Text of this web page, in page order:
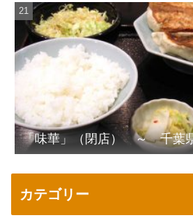
「味華」（閉店） ～ 千葉
カテゴリー